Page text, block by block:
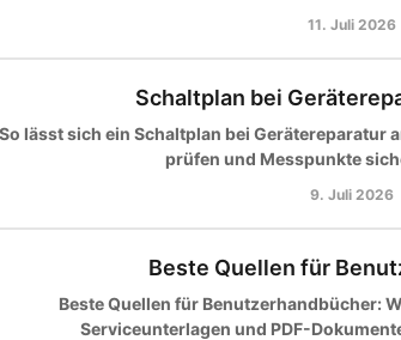
11. Juli 2026
Schaltplan bei
lässt sich ein Schaltplan bei Gerätereparatur
prüfen und Messpunkte
9. Juli 2026
Beste Quellen für
Beste Quellen für Benutzerhandbücher:
Serviceunterlagen und PDF-